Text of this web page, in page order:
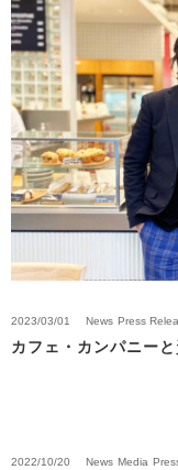
2023/03/01 News Press
カフェ・カンパニー
2022/10/20 News Media